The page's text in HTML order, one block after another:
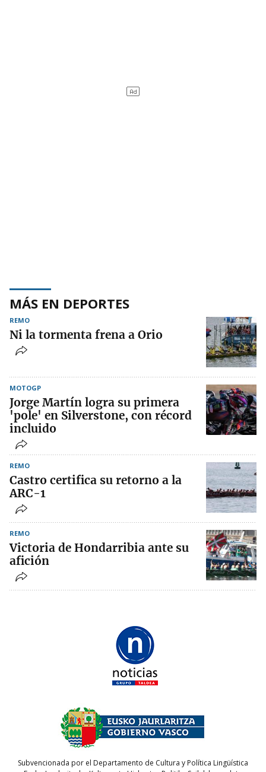
MÁS EN DEPORTES
REMO
Ni la tormenta frena a Orio
MOTOGP
Jorge Martín logra su primera
'pole' en Silverstone, con récord
incluido
REMO
Castro certifica su retorno a la
ARC-1
REMO
Victoria de Hondarribia ante su
afición
Subvencionada por el Departamento de Cultura y Política Lingüística